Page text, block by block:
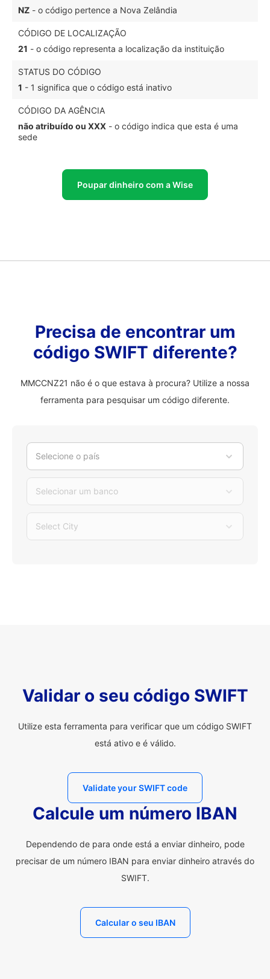
NZ - o código pertence a Nova Zelândia
CÓDIGO DE LOCALIZAÇÃO
21 - o código representa a localização da instituição
STATUS DO CÓDIGO
1 - 1 significa que o código está inativo
CÓDIGO DA AGÊNCIA
não atribuído ou XXX - o código indica que esta é uma
sede
Poupar dinheiro com a Wise
Precisa de encontrar um
código SWIFT diferente?
MMCCNZ21 não é o que estava à procura? Utilize a nossa
ferramenta para pesquisar um código diferente.
Selecione o país
Selecionar um banco
Select City
Validar o seu código SWIFT
Utilize esta ferramenta para verificar que um código SWIFT
está ativo e é válido.
Validate your SWIFT code
Calcule um número IBAN
Dependendo de para onde está a enviar dinheiro, pode
precisar de um número IBAN para enviar dinheiro através do
SWIFT.
Calcular o seu IBAN